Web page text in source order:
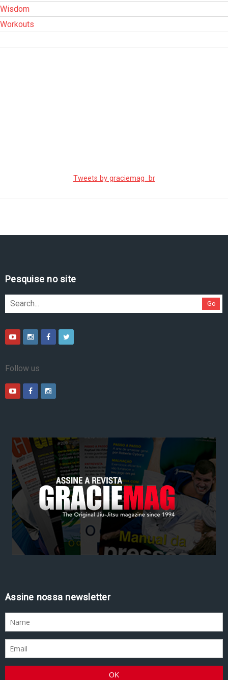
Wisdom
Workouts
Tweets by graciemag_br
Pesquise no site
Go
Follow us
Assine nossa newsletter